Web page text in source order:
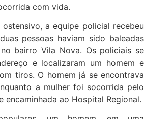
com vida.
a equipe policial recebeu
pessoas haviam sido baleadas
bairro Vila Nova. Os policiais se
e localizaram um homem e
tiros. O homem já se encontrava
a mulher foi socorrida pelo
encaminhada ao Hospital Regional.